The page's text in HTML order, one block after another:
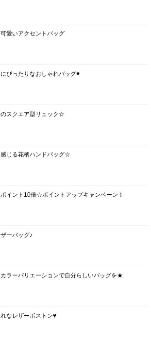
愛いアクセントバッグ
ぴったりなおしゃれバッグ♥
スクエア型リュック☆
じる花柄ハンドバッグ☆
イント10倍☆ポイントアップキャンペーン！
ーバッグ♪
ラーバリエーションで自分らしいバッグを★
なレザーボストン♥